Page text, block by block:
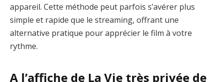
appareil. Cette méthode peut parfois s’avérer plus
simple et rapide que le streaming, offrant une
alternative pratique pour apprécier le film à votre
rythme.
A l’affiche de La Vie très privée de